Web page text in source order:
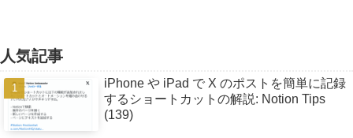
人気記事
iPhone や iPad で X のポストを簡単に記録
するショートカットの解説: Notion Tips
(139)